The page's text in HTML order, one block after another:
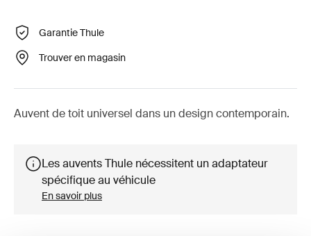
Garantie Thule
Trouver en magasin
Auvent de toit universel dans un design contemporain.
Les auvents Thule nécessitent un adaptateur
spécifique au véhicule
En savoir plus